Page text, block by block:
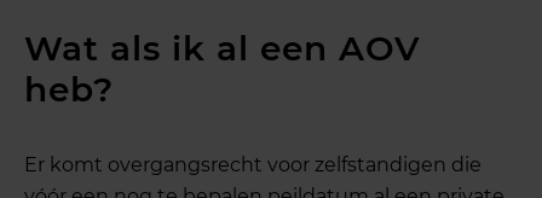
Wat als ik al een AOV
heb?
Er komt overgangsrecht voor zelfstandigen die